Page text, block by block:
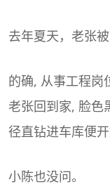
去年夏天，老张被
的确, 从事工程岗
老张回到家, 脸色
径直钻进车库便开
小陈也没问。